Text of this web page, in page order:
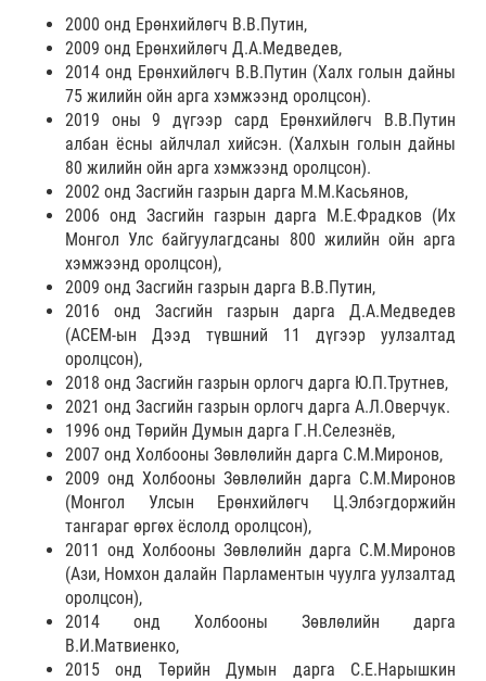
2000 онд Ерөнхийлөгч В.В.Путин,
2009 онд Ерөнхийлөгч Д.А.Медведев,
2014 онд Ерөнхийлөгч В.В.Путин (Халх голын дайны
75 жилийн ойн арга хэмжээнд оролцсон).
2019 оны 9 дүгээр сард Ерөнхийлөгч В.В.Путин
албан ёсны айлчлал хийсэн. (Халхын голын дайны
80 жилийн ойн арга хэмжээнд оролцсон).
2002 онд Засгийн газрын дарга М.М.Касьянов,
2006 онд Засгийн газрын дарга М.Е.Фрадков (Их
Монгол Улс байгуулагдсаны 800 жилийн ойн арга
хэмжээнд оролцсон),
2009 онд Засгийн газрын дарга В.В.Путин,
2016 онд Засгийн газрын дарга Д.А.Медведев
(АСЕМ-ын Дээд түвшний 11 дүгээр уулзалтад
оролцсон),
2018 онд Засгийн газрын орлогч дарга Ю.П.Трутнев,
2021 онд Засгийн газрын орлогч дарга А.Л.Оверчук.
1996 онд Төрийн Думын дарга Г.Н.Селезнёв,
2007 онд Холбооны Зөвлөлийн дарга С.М.Миронов,
2009 онд Холбооны Зөвлөлийн дарга С.М.Миронов
(Монгол Улсын Ерөнхийлөгч Ц.Элбэгдоржийн
тангараг өргөх ёслолд оролцсон),
2011 онд Холбооны Зөвлөлийн дарга С.М.Миронов
(Ази, Номхон далайн Парламентын чуулга уулзалтад
оролцсон),
2014 онд Холбооны Зөвлөлийн дарга
В.И.Матвиенко,
2015 онд Төрийн Думын дарга С.Е.Нарышкин